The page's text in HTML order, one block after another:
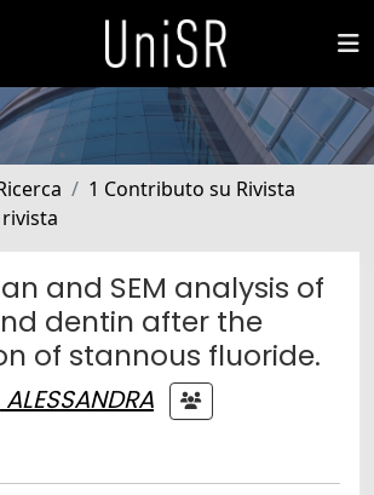
1 Contributo su Rivista
and SEM analysis of
dentin after the
of stannous fluoride.